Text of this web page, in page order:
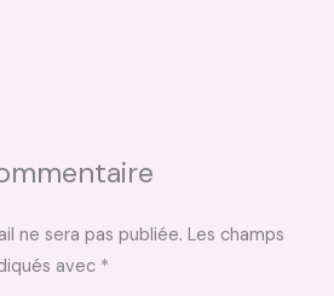
ne sera pas publiée. Les champs
avec *